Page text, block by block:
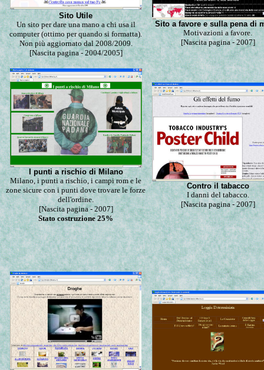
Sito Utile
Un sito per dare una mano a chi usa il
computer (ottimo per quando si formatta).
Non più aggiornato dal 2008/2009.
[Nascita pagina - 2004/2005]
Sito a favore e sulla pena di
Motivazioni a favore.
[Nascita pagina - 2007]
I punti a rischio di Milano
Milano, i punti a rischio, i campi rom e le
zone sicure con i punti dove trovare le forze
dell'ordine.
[Nascita pagina - 2007]
Stato costruzione 25%
Contro il tabacco
I danni del tabacco.
[Nascita pagina - 2007]